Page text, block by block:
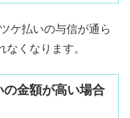
ケ払いの与信が通ら
くなります。
金額が高い場合